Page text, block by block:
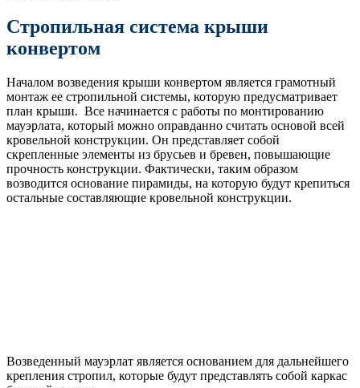
Стропильная система крыши
конвертом
Началом возведения крыши конвертом является грамотный
монтаж ее стропильной системы, которую предусматривает
план крыши. Все начинается с работы по монтированию
мауэрлата, который можно оправданно считать основой всей
кровельной конструкции. Он представляет собой
скрепленные элементы из брусьев и бревен, повышающие
прочность конструкции. Фактически, таким образом
возводится основание пирамиды, на которую будут крепиться
остальные составляющие кровельной конструкции.
Возведенный мауэрлат является основанием для дальнейшего
крепления стропил, которые будут представлять собой каркас